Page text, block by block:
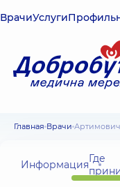
ВрачиУслуги
Главная Врачи
ИнформацияГде